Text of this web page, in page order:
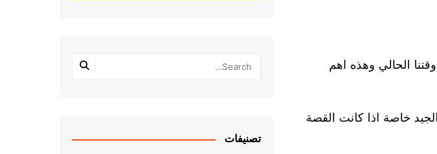
الحالي وهذه اهم
خاصة اذا كانت القصة
تصنيفات